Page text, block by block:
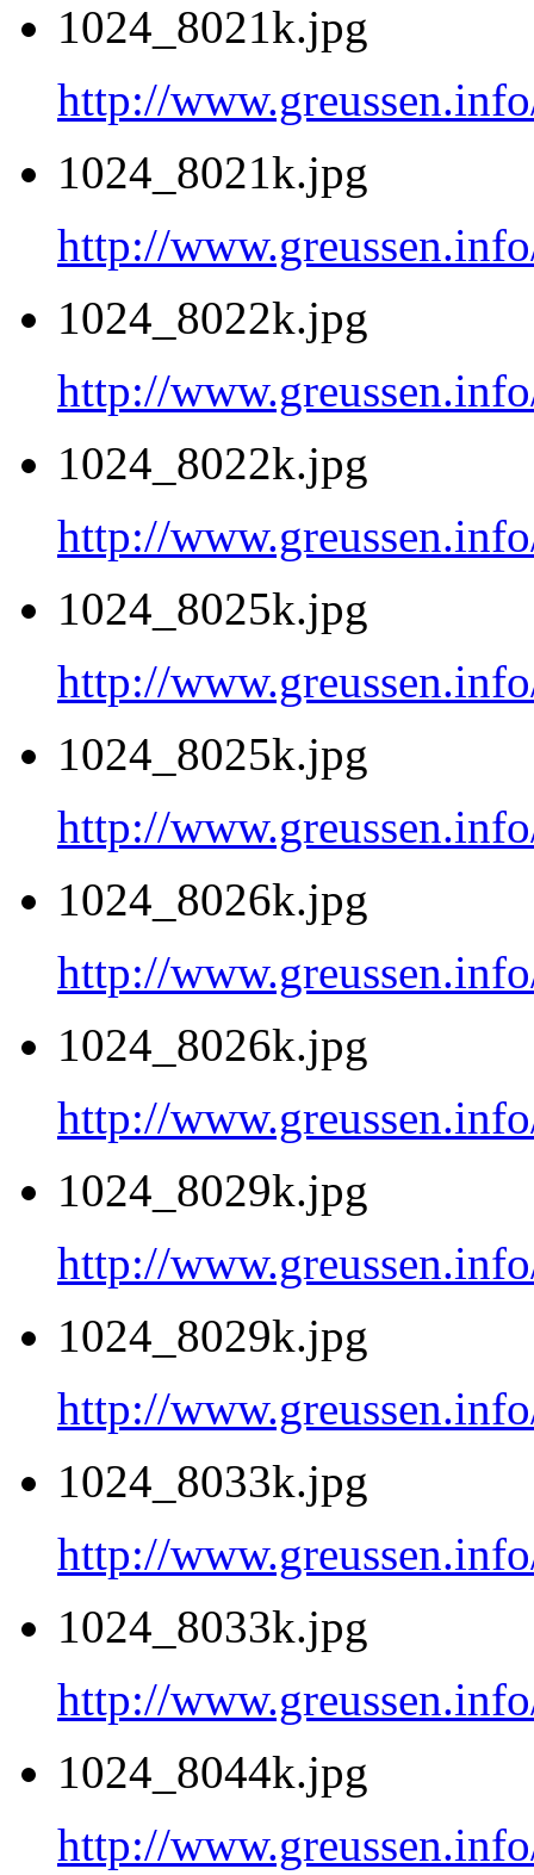
1024_8021k.jpg
http://
1024_8021k.jpg
http://
1024_8022k.jpg
http://
1024_8022k.jpg
http://
1024_8025k.jpg
http://
1024_8025k.jpg
http://
1024_8026k.jpg
http://
1024_8026k.jpg
http://
1024_8029k.jpg
http://
1024_8029k.jpg
http://
1024_8033k.jpg
http://
1024_8033k.jpg
http://
1024_8044k.jpg
http://